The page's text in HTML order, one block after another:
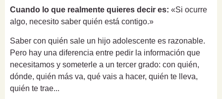
Cuando lo que realmente quieres decir es: «Si ocurre
algo, necesito saber quién está contigo.»
Saber con quién sale un hijo adolescente es razonable.
Pero hay una diferencia entre pedir la información que
necesitamos y someterle a un tercer grado: con quién,
dónde, quién más va, qué vais a hacer, quién te lleva,
quién te trae...